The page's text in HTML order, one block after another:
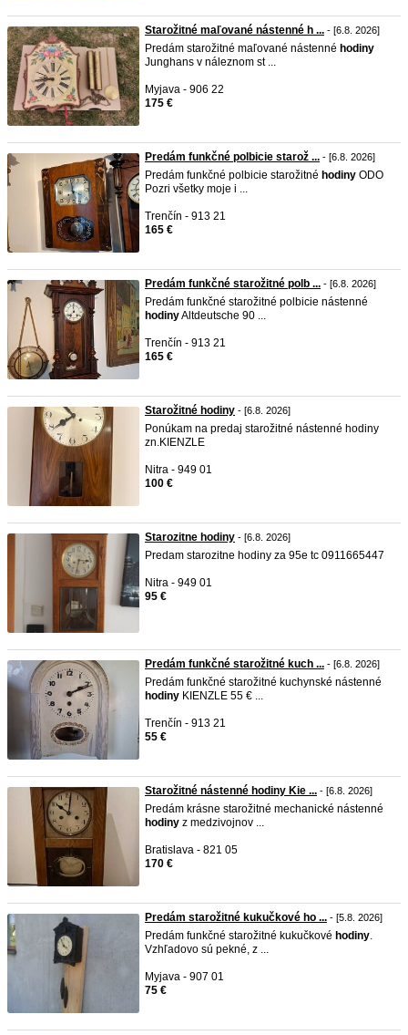
Starožitné maľované nástenné h ... - [6.8. 2026]
Predám starožitné maľované nástenné hodiny
Junghans v náleznom st ...
Myjava - 906 22
175 €
Predám funkčné polbicie starož ... - [6.8. 2026]
Predám funkčné polbicie starožitné hodiny ODO
Pozri všetky moje i ...
Trenčín - 913 21
165 €
Predám funkčné starožitné polb ... - [6.8. 2026]
Predám funkčné starožitné polbicie nástenné
hodinyAltdeutsche 90 ...
Trenčín - 913 21
165 €
Starožitné hodiny - [6.8. 2026]
Ponúkam na predaj starožitné nástenné hodiny
zn.KIENZLE
Nitra - 949 01
100 €
Starozitne hodiny - [6.8. 2026]
Predam starozitne hodiny za 95e tc 0911665447
Nitra - 949 01
95 €
Predám funkčné starožitné kuch ... - [6.8. 2026]
Predám funkčné starožitné kuchynské nástenné
hodiny KIENZLE 55 € ...
Trenčín - 913 21
55 €
Starožitné nástenné hodiny Kie ... - [6.8. 2026]
Predám krásne starožitné mechanické nástenné
hodiny z medzivojnov ...
Bratislava - 821 05
170 €
Predám starožitné kukučkové ho ... - [5.8. 2026]
Predám funkčné starožitné kukučkové hodiny.
Vzhľadovo sú pekné, z ...
Myjava - 907 01
75 €